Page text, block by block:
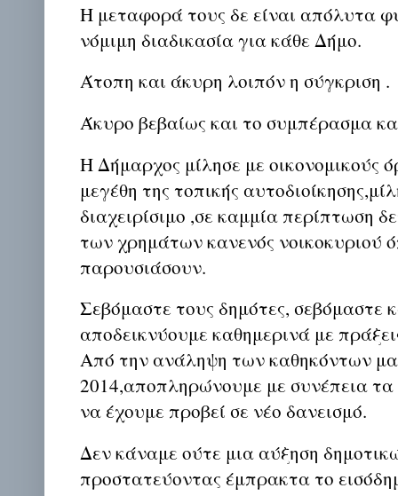
Η μεταφορά τους δε είναι απόλυτα
νόμιμη διαδικασία για κάθε Δήμο.
Άτοπη και άκυρη λοιπόν η σύγκριση .
Άκυρο βεβαίως και το συμπέρασμα
Η Δήμαρχος μίλησε με οικονομικούς
μεγέθη της τοπικής
διαχειρίσιμο ,σε καμμία περίπτωση
των χρημάτων κανενός νοικοκυριού
παρουσιάσουν.
Σεβόμαστε τους δημότες, σεβόμαστε
αποδεικνύουμε καθημερινά με
Από την ανάληψη των καθηκόντων
2014,αποπληρώνουμε με συνέπεια
να έχουμε προβεί σε νέο δανεισμό.
Δεν κάναμε ούτε μια αύξηση
προστατεύοντας έμπρακτα το